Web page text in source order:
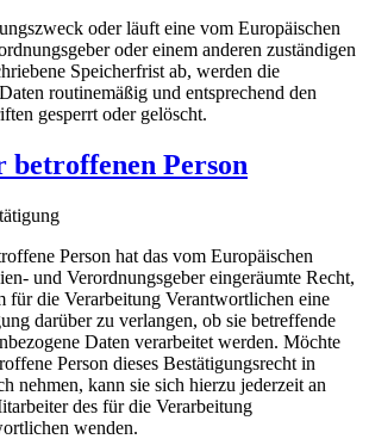
oder läuft eine vom Europäischen
oder einem anderen zuständigen
Speicherfrist ab, werden die
routinemäßig und entsprechend den
gesperrt oder gelöscht.
betroffenen Person
Person hat das vom Europäischen
und Verordnungsgeber eingeräumte Recht,
für die Verarbeitung Verantwortlichen eine
darüber zu verlangen, ob sie betreffende
Daten verarbeitet werden. Möchte
Person dieses Bestätigungsrecht in
nehmen, kann sie sich hierzu jederzeit an
des für die Verarbeitung
wenden.